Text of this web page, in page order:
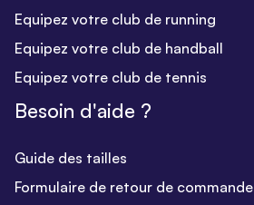
Equipez votre club de running
Equipez votre club de handball
Equipez votre club de tennis
Besoin d'aide ?
Guide des tailles
Formulaire de retour de commande